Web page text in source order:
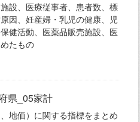
設、医療従事者、患者数、標
因、妊産婦・乳児の健康、児
健活動、医薬品販売施設、医
たもの
県_05家計
地価）に関する指標をまとめ